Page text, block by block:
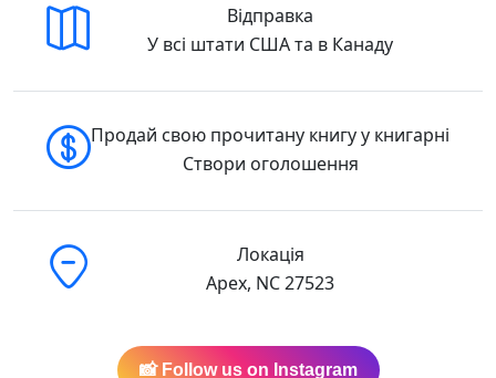
Повна інформація про товар:
Назва: Українсько-Англійська Біблія,
SKU: 1917503 – ISBN: 1917503
Відправка
У всі штати США та в Канаду
Продай свою прочитану книгу у книгарні
Створи оголошення
Локація
Apex, NC 27523
📸 Follow us on Instagram